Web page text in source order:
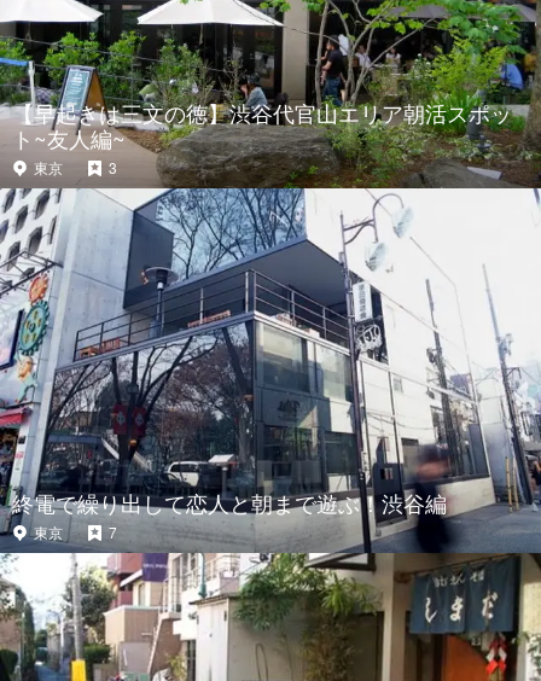
【早起きは三文の徳】渋谷代官山エリア朝活スポッ
ト~友人編~
東京 3
終電で繰り出して恋人と朝まで遊ぶ！渋谷編
東京 7